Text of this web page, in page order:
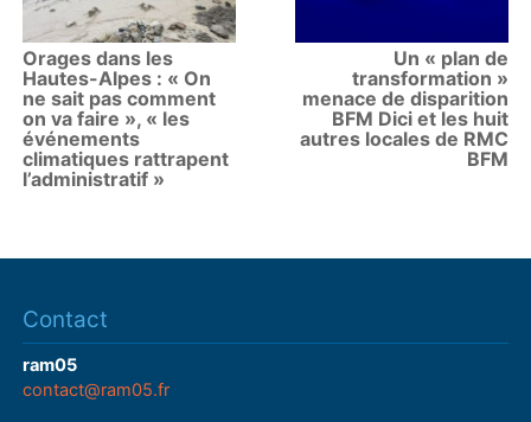
Orages dans les
Hautes-Alpes : « On
ne sait pas comment
on va faire », « les
événements
climatiques rattrapent
l’administratif »
Un « plan de
transformation »
menace de disparition
BFM Dici et les huit
autres locales de RMC
BFM
Contact
ram05
contact@ram05.fr